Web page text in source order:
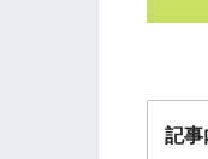
記事